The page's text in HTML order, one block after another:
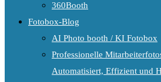
360Booth
Fotobox-Blog
AI Photo booth / KI Fotobox
Professionelle
Automatisiert, Effizient und